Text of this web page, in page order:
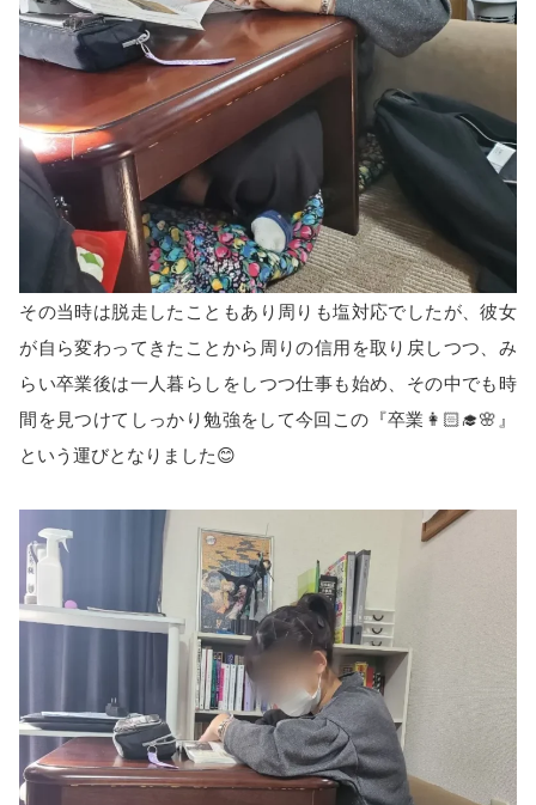
その当時は脱走したこともあり周りも塩対応でしたが、彼女
が自ら変わってきたことから周りの信用を取り戻しつつ、み
らい卒業後は一人暮らしをしつつ仕事も始め、その中でも時
間を見つけてしっかり勉強をして今回この『卒業👩🏻‍🎓🌸』
という運びとなりました😊